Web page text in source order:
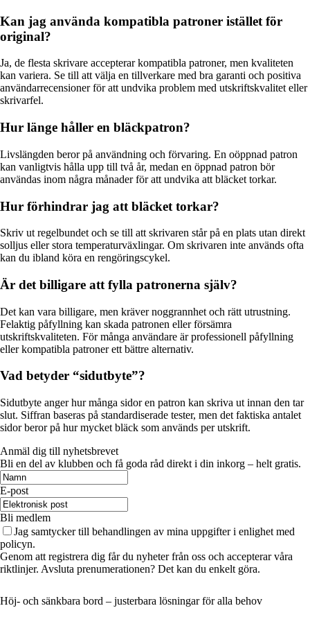
Kan jag använda kompatibla patroner istället för
original?
Ja, de flesta skrivare accepterar kompatibla patroner, men kvaliteten
kan variera. Se till att välja en tillverkare med bra garanti och positiva
användarrecensioner för att undvika problem med utskriftskvalitet eller
skrivarfel.
Hur länge håller en bläckpatron?
Livslängden beror på användning och förvaring. En oöppnad patron
kan vanligtvis hålla upp till två år, medan en öppnad patron bör
användas inom några månader för att undvika att bläcket torkar.
Hur förhindrar jag att bläcket torkar?
Skriv ut regelbundet och se till att skrivaren står på en plats utan direkt
solljus eller stora temperaturväxlingar. Om skrivaren inte används ofta
kan du ibland köra en rengöringscykel.
Är det billigare att fylla patronerna själv?
Det kan vara billigare, men kräver noggrannhet och rätt utrustning.
Felaktig påfyllning kan skada patronen eller försämra
utskriftskvaliteten. För många användare är professionell påfyllning
eller kompatibla patroner ett bättre alternativ.
Vad betyder “sidutbyte”?
Sidutbyte anger hur många sidor en patron kan skriva ut innan den tar
slut. Siffran baseras på standardiserade tester, men det faktiska antalet
sidor beror på hur mycket bläck som används per utskrift.
Anmäl dig till nyhetsbrevet
Bli en del av klubben och få goda råd direkt i din inkorg – helt gratis.
E-post
Bli medlem
Jag samtycker till behandlingen av mina uppgifter i enlighet med
policyn.
Genom att registrera dig får du nyheter från oss och accepterar våra
riktlinjer. Avsluta prenumerationen? Det kan du enkelt göra.
Höj- och sänkbara bord – justerbara lösningar för alla behov